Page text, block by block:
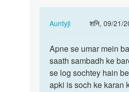
Auntyji
शनि, 09/21/
In
to
Mujhe
sexy
bhabhi
Apne
se
umar
mein
Apne se umar mein
saath sambadh ke
se log sochtey hain
apki is soch ke karan